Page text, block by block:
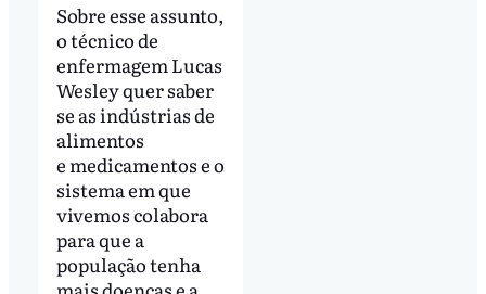
Sobre esse assunto,
o técnico de
enfermagem Lucas
Wesley quer saber
se as indústrias de
alimentos
e medicamentos e o
sistema em que
vivemos colabora
para que a
população tenha